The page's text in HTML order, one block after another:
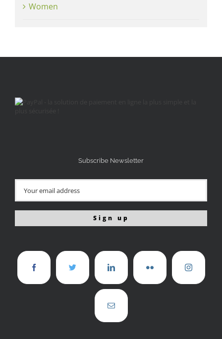
Women
Subscribe Newsletter